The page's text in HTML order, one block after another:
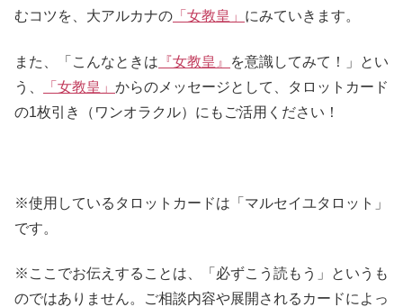
むコツを、大アルカナの 「女教皇」 にみていきます。
また、「こんなときは 『女教皇』
を意識してみて！」とい
う、
「女教皇」 からのメッセージとして、タロットカード
の1枚引き（ワンオラクル）にもご活用ください！
※使用しているタロットカードは「マルセイユタロット」
です。
※ここでお伝えすることは、「必ずこう読もう」というも
のではありません。ご相談内容や展開されるカードによっ